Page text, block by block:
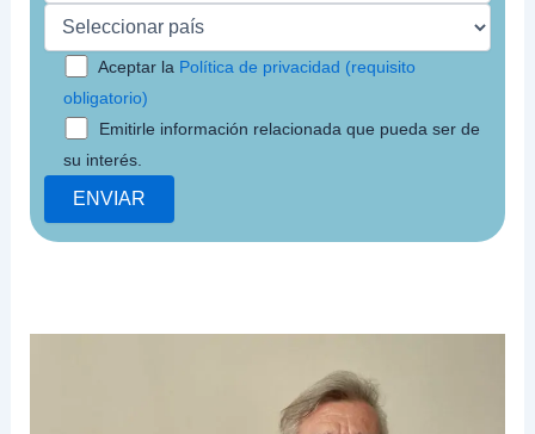
Aceptar la Política de privacidad (requisito
obligatorio)
Emitirle información relacionada que pueda ser de
su interés.